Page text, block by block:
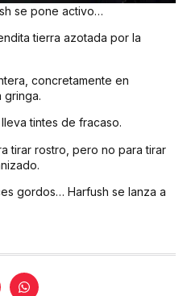
se pone activo…
tierra azotada por la
concretamente en
gringa.
tintes de fracaso.
tirar rostro, pero no para tirar
gordos… Harfush se lanza a